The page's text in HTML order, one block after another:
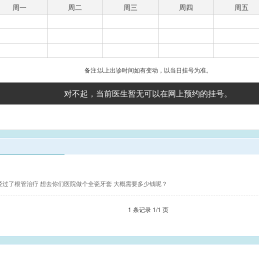
周一 周二 周三 周四 周五
备注:以上出诊时间如有变动，以当日挂号为准。
对不起，当前医生暂无可以在网上预约的挂号。